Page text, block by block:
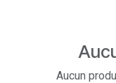
Aucun